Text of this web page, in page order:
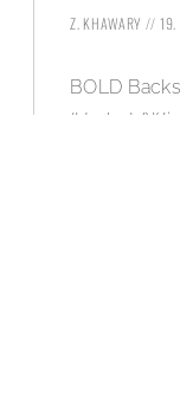
Z. KHAWARY 19.
BOLD
(Herbst/